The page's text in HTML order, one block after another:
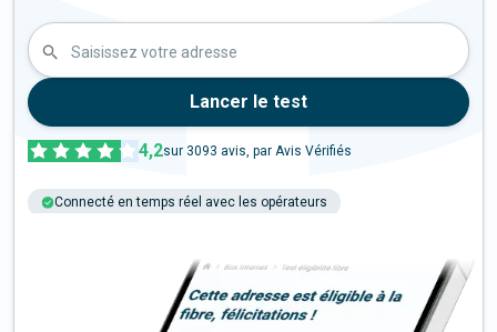
Saisissez votre adresse
Lancer le test
4,2sur 3093 avis, par Avis Vérifiés
Connecté en temps réel avec les opérateurs